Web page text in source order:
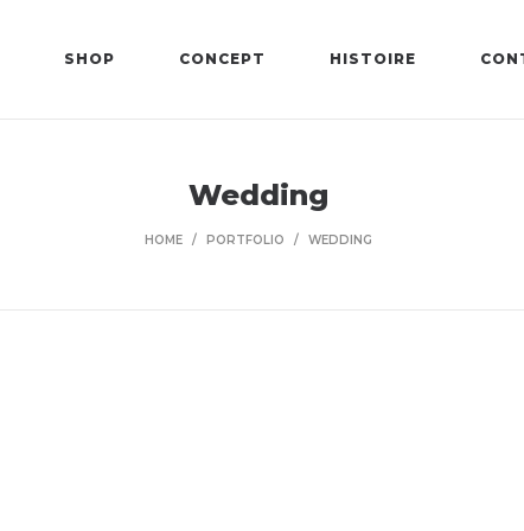
SHOP CONCEPT HISTOIRE
Wedding
HOME / PORTFOLIO / WEDDING